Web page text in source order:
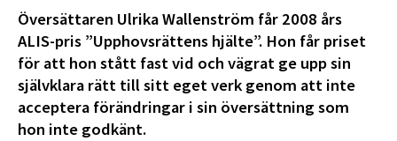
Översättaren Ulrika Wallenström får 2008 års
ALIS-pris ”Upphovsrättens hjälte”. Hon får priset
för att hon stått fast vid och vägrat ge upp sin
självklara rätt till sitt eget verk genom att inte
acceptera förändringar i sin översättning som
hon inte godkänt.